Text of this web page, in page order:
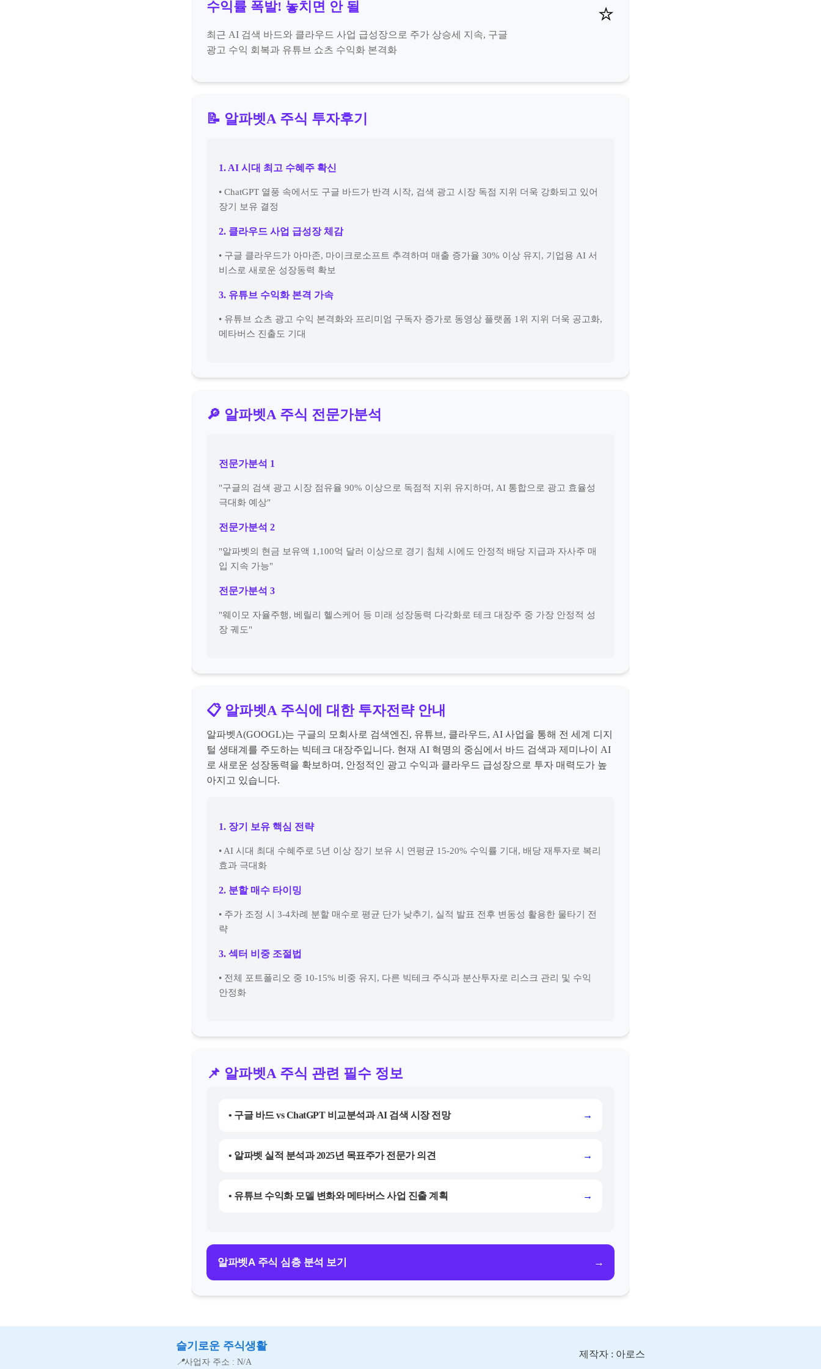
수익률 폭발! 놓치면 안 될
최근 AI 검색 바드와 클라우드 사업 급성장으로 주가 상승세 지속, 구글
광고 수익 회복과 유튜브 쇼츠 수익화 본격화
⭐
📝 알파벳A 주식 투자후기
1. AI 시대 최고 수혜주 확신
• ChatGPT 열풍 속에서도 구글 바드가 반격 시작, 검색 광고 시장 독점 지위 더욱 강화되고 있어
장기 보유 결정
2. 클라우드 사업 급성장 체감
• 구글 클라우드가 아마존, 마이크로소프트 추격하며 매출 증가율 30% 이상 유지, 기업용 AI 서
비스로 새로운 성장동력 확보
3. 유튜브 수익화 본격 가속
• 유튜브 쇼츠 광고 수익 본격화와 프리미엄 구독자 증가로 동영상 플랫폼 1위 지위 더욱 공고화,
메타버스 진출도 기대
🔎 알파벳A 주식 전문가분석
전문가분석 1
"구글의 검색 광고 시장 점유율 90% 이상으로 독점적 지위 유지하며, AI 통합으로 광고 효율성
극대화 예상"
전문가분석 2
"알파벳의 현금 보유액 1,100억 달러 이상으로 경기 침체 시에도 안정적 배당 지급과 자사주 매
입 지속 가능"
전문가분석 3
"웨이모 자율주행, 베릴리 헬스케어 등 미래 성장동력 다각화로 테크 대장주 중 가장 안정적 성
장 궤도"
📋 알파벳A 주식에 대한 투자전략 안내
알파벳A(GOOGL)는 구글의 모회사로 검색엔진, 유튜브, 클라우드, AI 사업을 통해 전 세계 디지
털 생태계를 주도하는 빅테크 대장주입니다. 현재 AI 혁명의 중심에서 바드 검색과 제미나이 AI
로 새로운 성장동력을 확보하며, 안정적인 광고 수익과 클라우드 급성장으로 투자 매력도가 높
아지고 있습니다.
1. 장기 보유 핵심 전략
• AI 시대 최대 수혜주로 5년 이상 장기 보유 시 연평균 15-20% 수익률 기대, 배당 재투자로 복리
효과 극대화
2. 분할 매수 타이밍
• 주가 조정 시 3-4차례 분할 매수로 평균 단가 낮추기, 실적 발표 전후 변동성 활용한 물타기 전
략
3. 섹터 비중 조절법
• 전체 포트폴리오 중 10-15% 비중 유지, 다른 빅테크 주식과 분산투자로 리스크 관리 및 수익
안정화
📌 알파벳A 주식 관련 필수 정보
• 구글 바드 vs ChatGPT 비교분석과 AI 검색 시장 전망 →
• 알파벳 실적 분석과 2025년 목표주가 전문가 의견 →
• 유튜브 수익화 모델 변화와 메타버스 사업 진출 계획 →
알파벳A 주식 심층 분석 보기 →
슬기로운 주식생활
📍사업자 주소 : N/A
제작자 : 아로스